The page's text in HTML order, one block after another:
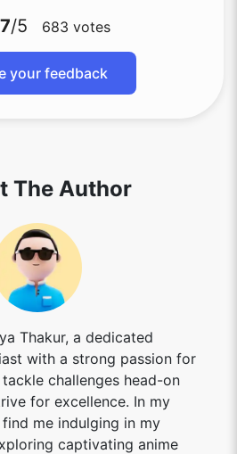
/5 683 votes
your feedback
The Author
Thakur, a dedicated
with a strong passion for
challenges head-on
for excellence. In my
me indulging in my
captivating anime